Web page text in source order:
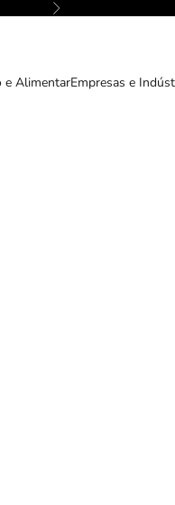
Próximo
e AlimentarEmpresas e